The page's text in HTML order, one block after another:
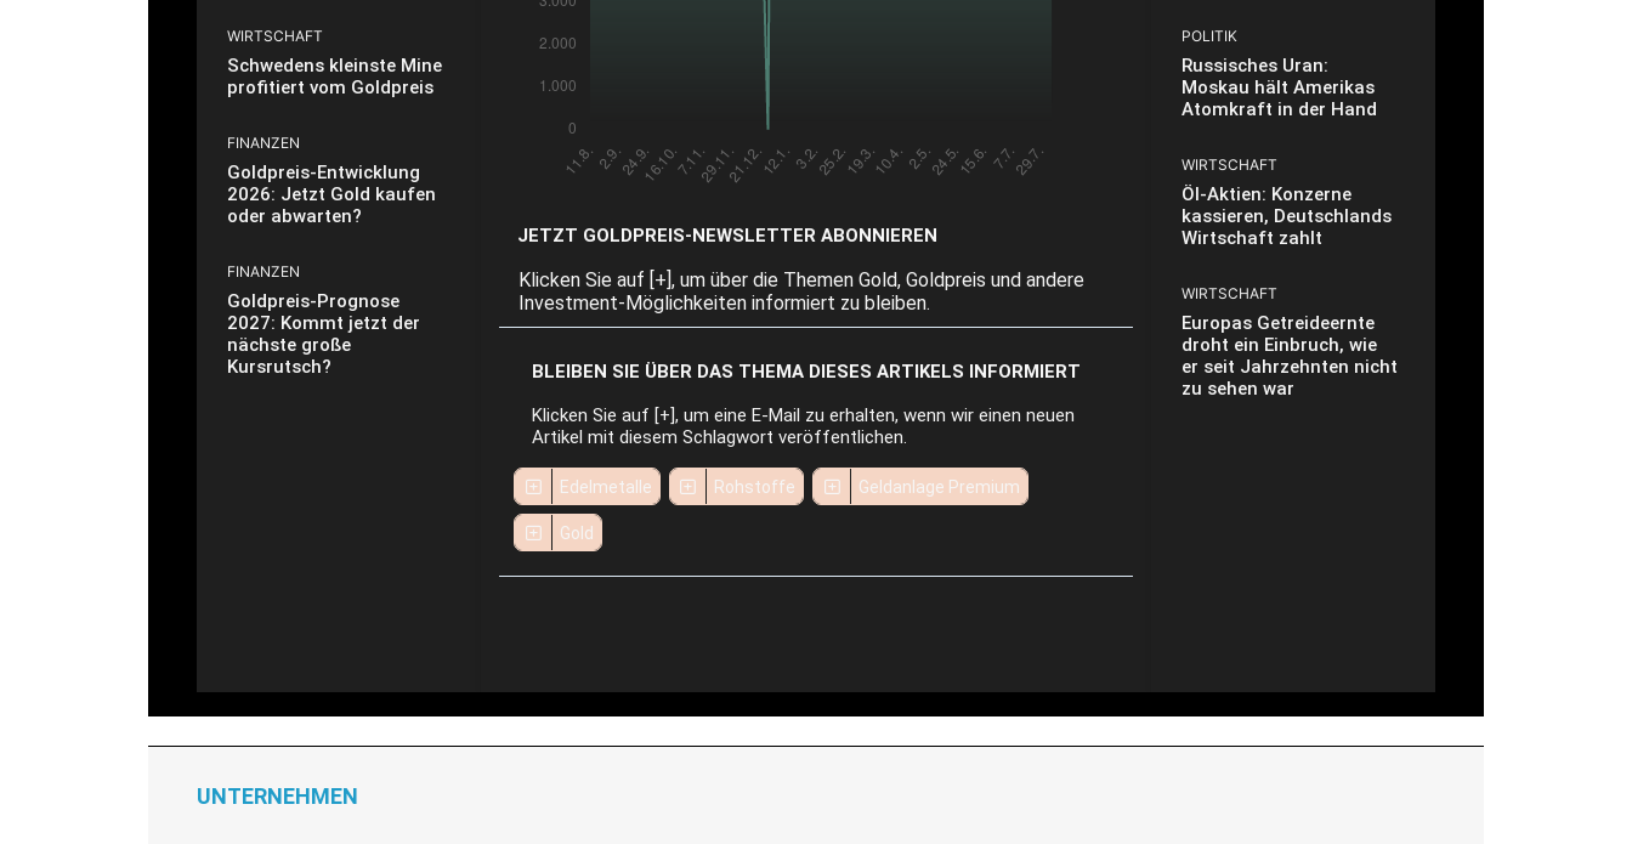
WIRTSCHAFT
Schwedens kleinste Mine
profitiert vom Goldpreis
FINANZEN
Goldpreis-Entwicklung
2026: Jetzt Gold kaufen
oder abwarten?
FINANZEN
Goldpreis-Prognose
2027: Kommt jetzt der
nächste große
Kursrutsch?
JETZT GOLDPREIS-NEWSLETTER ABONNIEREN
Klicken Sie auf [+], um über die Themen Gold, Goldpreis und andere
Investment-Möglichkeiten informiert zu bleiben.
BLEIBEN SIE ÜBER DAS THEMA DIESES ARTIKELS INFORMIERT
Klicken Sie auf [+], um eine E-Mail zu erhalten, wenn wir einen neuen
Artikel mit diesem Schlagwort veröffentlichen.
Edelmetalle Rohstoffe Geldanlage Premium
Gold
POLITIK
Russisches Uran:
Moskau hält Amerikas
Atomkraft in der Hand
WIRTSCHAFT
Öl-Aktien: Konzerne
kassieren, Deutschlands
Wirtschaft zahlt
WIRTSCHAFT
Europas Getreideernte
droht ein Einbruch, wie
er seit Jahrzehnten nicht
zu sehen war
UNTERNEHMEN